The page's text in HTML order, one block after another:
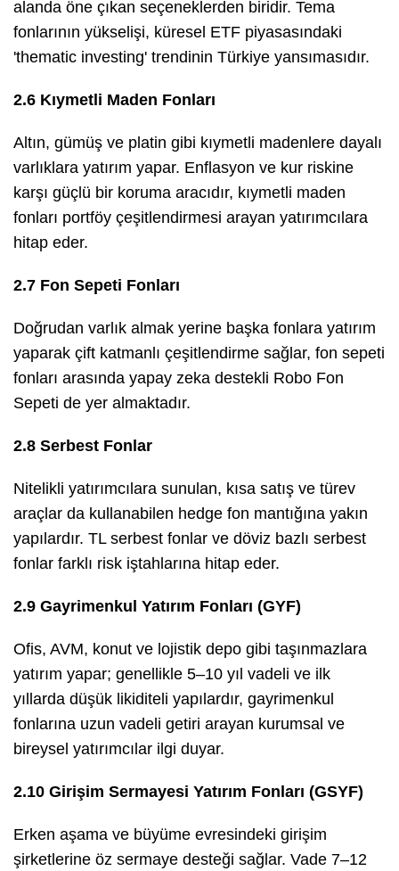
alanda öne çıkan seçeneklerden biridir. Tema
fonlarının yükselişi, küresel ETF piyasasındaki
'thematic investing' trendinin Türkiye yansımasıdır.
2.6 Kıymetli Maden Fonları
Altın, gümüş ve platin gibi kıymetli madenlere dayalı
varlıklara yatırım yapar. Enflasyon ve kur riskine
karşı güçlü bir koruma aracıdır, kıymetli maden
fonları portföy çeşitlendirmesi arayan yatırımcılara
hitap eder.
2.7 Fon Sepeti Fonları
Doğrudan varlık almak yerine başka fonlara yatırım
yaparak çift katmanlı çeşitlendirme sağlar, fon sepeti
fonları arasında yapay zeka destekli Robo Fon
Sepeti de yer almaktadır.
2.8 Serbest Fonlar
Nitelikli yatırımcılara sunulan, kısa satış ve türev
araçlar da kullanabilen hedge fon mantığına yakın
yapılardır. TL serbest fonlar ve döviz bazlı serbest
fonlar farklı risk iştahlarına hitap eder.
2.9 Gayrimenkul Yatırım Fonları (GYF)
Ofis, AVM, konut ve lojistik depo gibi taşınmazlara
yatırım yapar; genellikle 5–10 yıl vadeli ve ilk
yıllarda düşük likiditeli yapılardır, gayrimenkul
fonlarına uzun vadeli getiri arayan kurumsal ve
bireysel yatırımcılar ilgi duyar.
2.10 Girişim Sermayesi Yatırım Fonları (GSYF)
Erken aşama ve büyüme evresindeki girişim
şirketlerine öz sermaye desteği sağlar. Vade 7–12